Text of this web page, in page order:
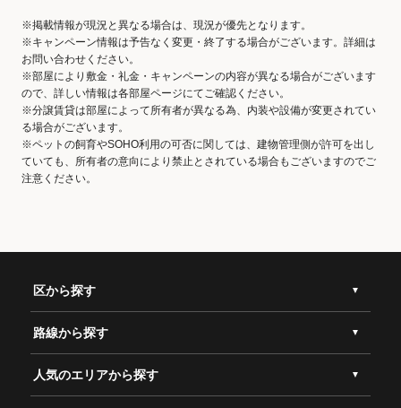
※掲載情報が現況と異なる場合は、現況が優先となります。
※キャンペーン情報は予告なく変更・終了する場合がございます。詳細は
お問い合わせください。
※部屋により敷金・礼金・キャンペーンの内容が異なる場合がございます
ので、詳しい情報は各部屋ページにてご確認ください。
※分譲賃貸は部屋によって所有者が異なる為、内装や設備が変更されてい
る場合がございます。
※ペットの飼育やSOHO利用の可否に関しては、建物管理側が許可を出し
ていても、所有者の意向により禁止とされている場合もございますのでご
注意ください。
区から探す
路線から探す
人気のエリアから探す